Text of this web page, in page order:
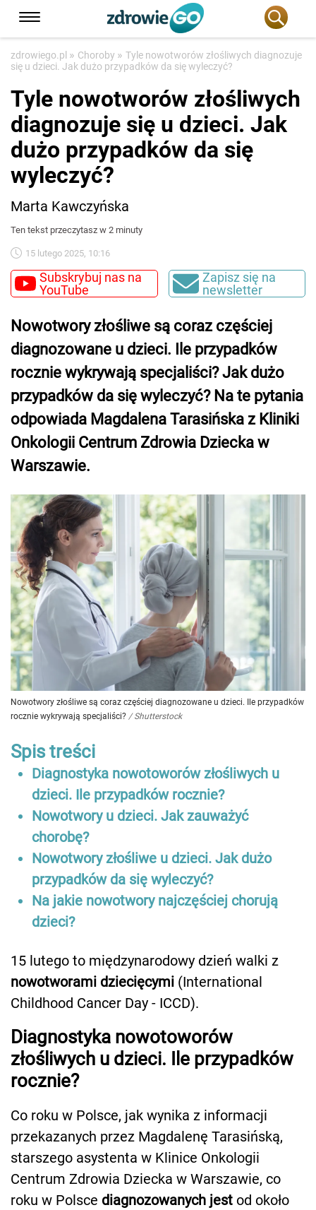
zdrowiego.pl » Choroby » Tyle nowotworów złośliwych diagnozuje
się u dzieci. Jak dużo przypadków da się wyleczyć?
Tyle nowotworów złośliwych
diagnozuje się u dzieci. Jak
dużo przypadków da się
wyleczyć?
Marta Kawczyńska
Ten tekst przeczytasz w 2 minuty
15 lutego 2025, 10:16
Subskrybuj nas na
YouTube
Zapisz się na
newsletter
Nowotwory złośliwe są coraz częściej
diagnozowane u dzieci. Ile przypadków
rocznie wykrywają specjaliści? Jak dużo
przypadków da się wyleczyć? Na te pytania
odpowiada Magdalena Tarasińska z Kliniki
Onkologii Centrum Zdrowia Dziecka w
Warszawie.
Nowotwory złośliwe są coraz częściej diagnozowane u dzieci. Ile przypadków
rocznie wykrywają specjaliści? / Shutterstock
Spis treści
Diagnostyka nowotoworów złośliwych u
dzieci. Ile przypadków rocznie?
Nowotwory u dzieci. Jak zauważyć
chorobę?
Nowotwory złośliwe u dzieci. Jak dużo
przypadków da się wyleczyć?
Na jakie nowotwory najczęściej chorują
dzieci?
15 lutego to międzynarodowy dzień walki z
nowotworami dziecięcymi (International
Childhood Cancer Day - ICCD).
Diagnostyka nowotoworów
złośliwych u dzieci. Ile przypadków
rocznie?
Co roku w Polsce, jak wynika z informacji
przekazanych przez Magdalenę Tarasińską,
starszego asystenta w Klinice Onkologii
Centrum Zdrowia Dziecka w Warszawie, co
roku w Polsce diagnozowanych jest od około